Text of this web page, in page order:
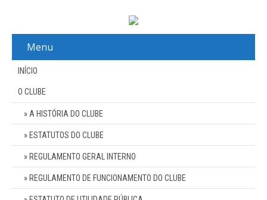
Menu
INÍCIO
O CLUBE
A HISTÓRIA DO CLUBE
ESTATUTOS DO CLUBE
REGULAMENTO GERAL INTERNO
REGULAMENTO DE FUNCIONAMENTO DO CLUBE